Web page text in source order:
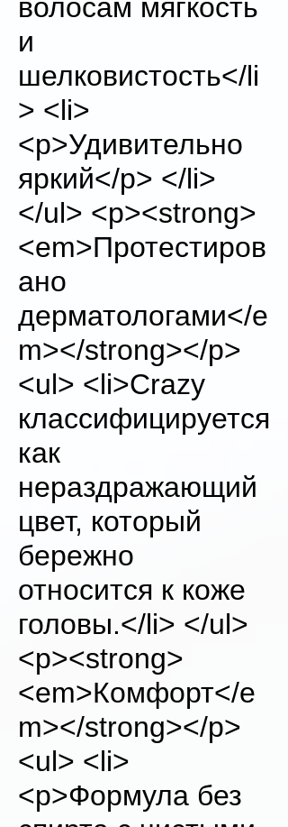
волосам мягкость
и
шелковистость</li
> <li>
<p>Удивительно
яркий</p> </li>
</ul> <p><strong>
<em>Протестиров
ано
дерматологами</e
m></strong></p>
<ul> <li>Crazy
классифицируется
как
нераздражающий
цвет, который
бережно
относится к коже
головы.</li> </ul>
<p><strong>
<em>Комфорт</e
m></strong></p>
<ul> <li>
<p>Формула без